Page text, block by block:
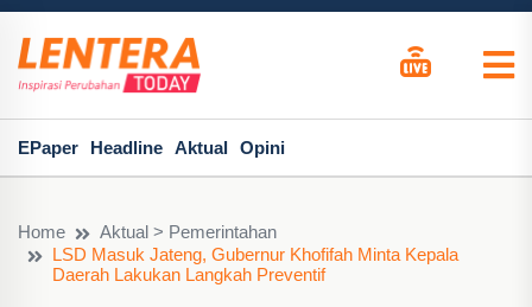
EPaper Headline Aktual Opini
Home
Aktual > Pemerintahan
LSD Masuk Jateng, Gubernur Khofifah Minta Kepala
Daerah Lakukan Langkah Preventif